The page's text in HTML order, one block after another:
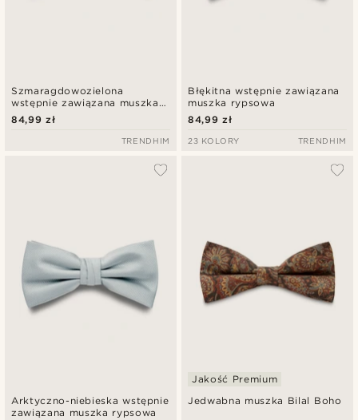
Szmaragdowozielona
wstępnie zawiązana muszka
satynowa
84,99 zł
TRENDHIM
Błękitna wstępnie zawiązana
muszka rypsowa
84,99 zł
23 KOLORY TRENDHIM
Arktyczno-niebieska wstępnie
zawiązana muszka rypsowa
Jedwabna muszka Bilal Boho
Jakość Premium